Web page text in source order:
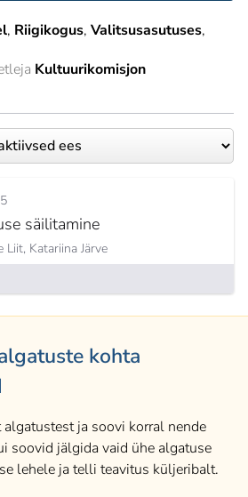
Riigikogus Valitsusasutuses
Kultuurikomisjon
säilitamine
Liit, Katariina Järve
kohta
ja soovi korral nende
soovid jälgida vaid ühe algatuse
lehele ja telli teavitus küljeribalt.